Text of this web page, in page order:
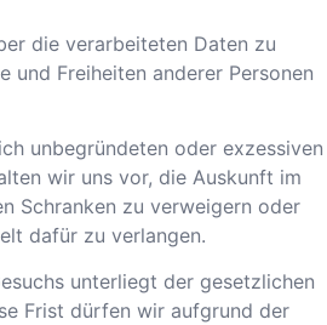
die verarbeiteten Daten zu
und Freiheiten anderer Personen
unbegründeten oder exzessiven
wir uns vor, die Auskunft im
Schranken zu verweigern oder
dafür zu verlangen.
unterliegt der gesetzlichen
Frist dürfen wir aufgrund der